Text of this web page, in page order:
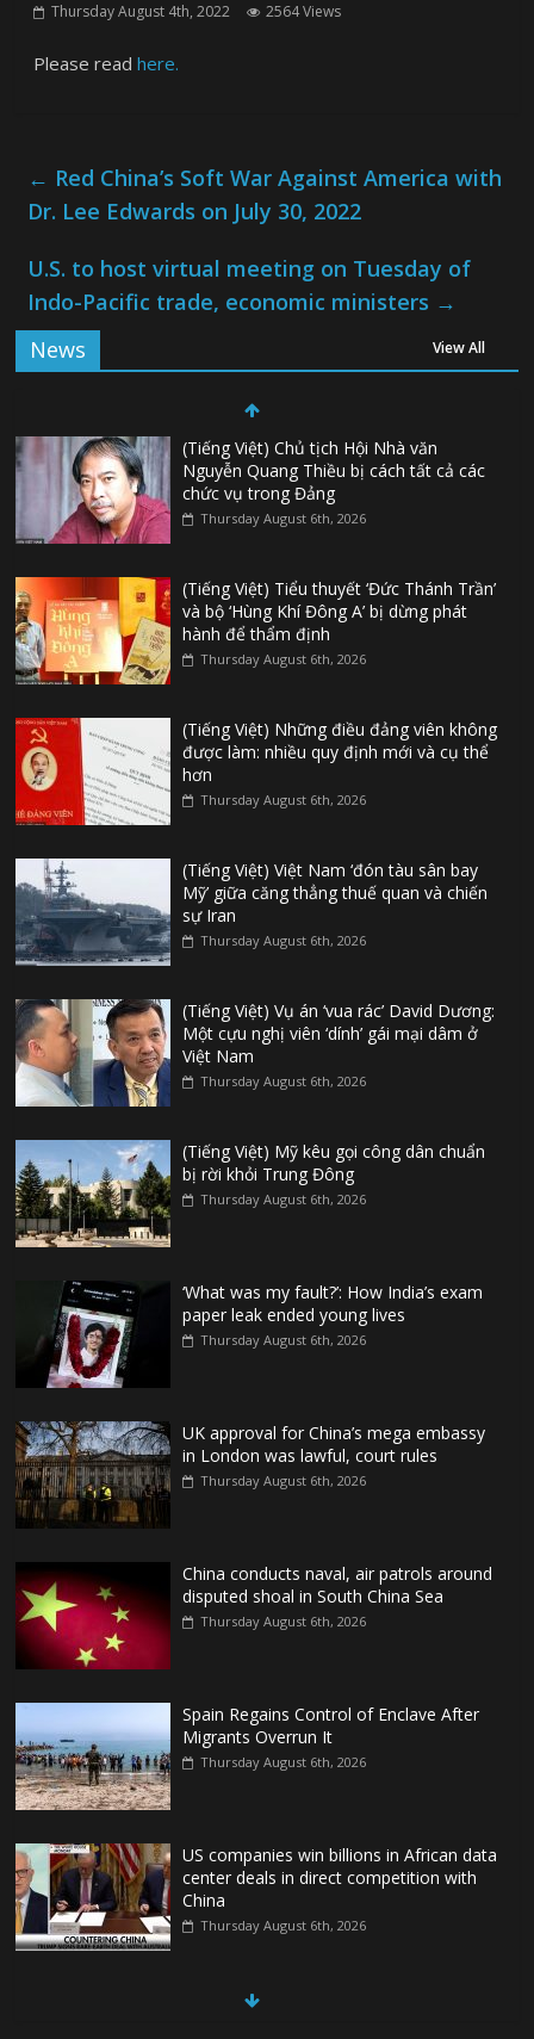
Thursday August 4th, 2022 2564 Views
Please readhere.
← Red China’s Soft War Against America with
Dr. Lee Edwards on July 30, 2022
U.S. to host virtual meeting on Tuesday of
Indo-Pacific trade, economic ministers →
News
View All
(Tiếng Việt) Chủ tịch Hội Nhà văn
Nguyễn Quang Thiều bị cách tất cả các
chức vụ trong Đảng
Thursday August 6th, 2026
(Tiếng Việt) Tiểu thuyết ‘Đức Thánh Trần’
và bộ ‘Hùng Khí Đông A’ bị dừng phát
hành để thẩm định
Thursday August 6th, 2026
(Tiếng Việt) Những điều đảng viên không
được làm: nhiều quy định mới và cụ thể
hơn
Thursday August 6th, 2026
(Tiếng Việt) Việt Nam ‘đón tàu sân bay
Mỹ’ giữa căng thẳng thuế quan và chiến
sự Iran
Thursday August 6th, 2026
(Tiếng Việt) Vụ án ‘vua rác’ David Dương:
Một cựu nghị viên ‘dính’ gái mại dâm ở
Việt Nam
Thursday August 6th, 2026
(Tiếng Việt) Mỹ kêu gọi công dân chuẩn
bị rời khỏi Trung Đông
Thursday August 6th, 2026
‘What was my fault?’: How India’s exam
paper leak ended young lives
Thursday August 6th, 2026
UK approval for China’s mega embassy
in London was lawful, court rules
Thursday August 6th, 2026
China conducts naval, air patrols around
disputed shoal in South China Sea
Thursday August 6th, 2026
Spain Regains Control of Enclave After
Migrants Overrun It
Thursday August 6th, 2026
US companies win billions in African data
center deals in direct competition with
China
Thursday August 6th, 2026
China, Russia, Iran and North Korea